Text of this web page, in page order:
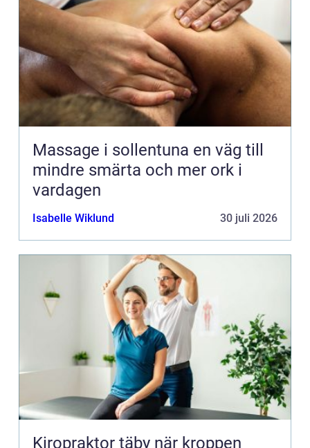
Massage i sollentuna en väg till
mindre smärta och mer ork i
vardagen
Isabelle Wiklund 30 juli 2026
Kiropraktor täby när kroppen